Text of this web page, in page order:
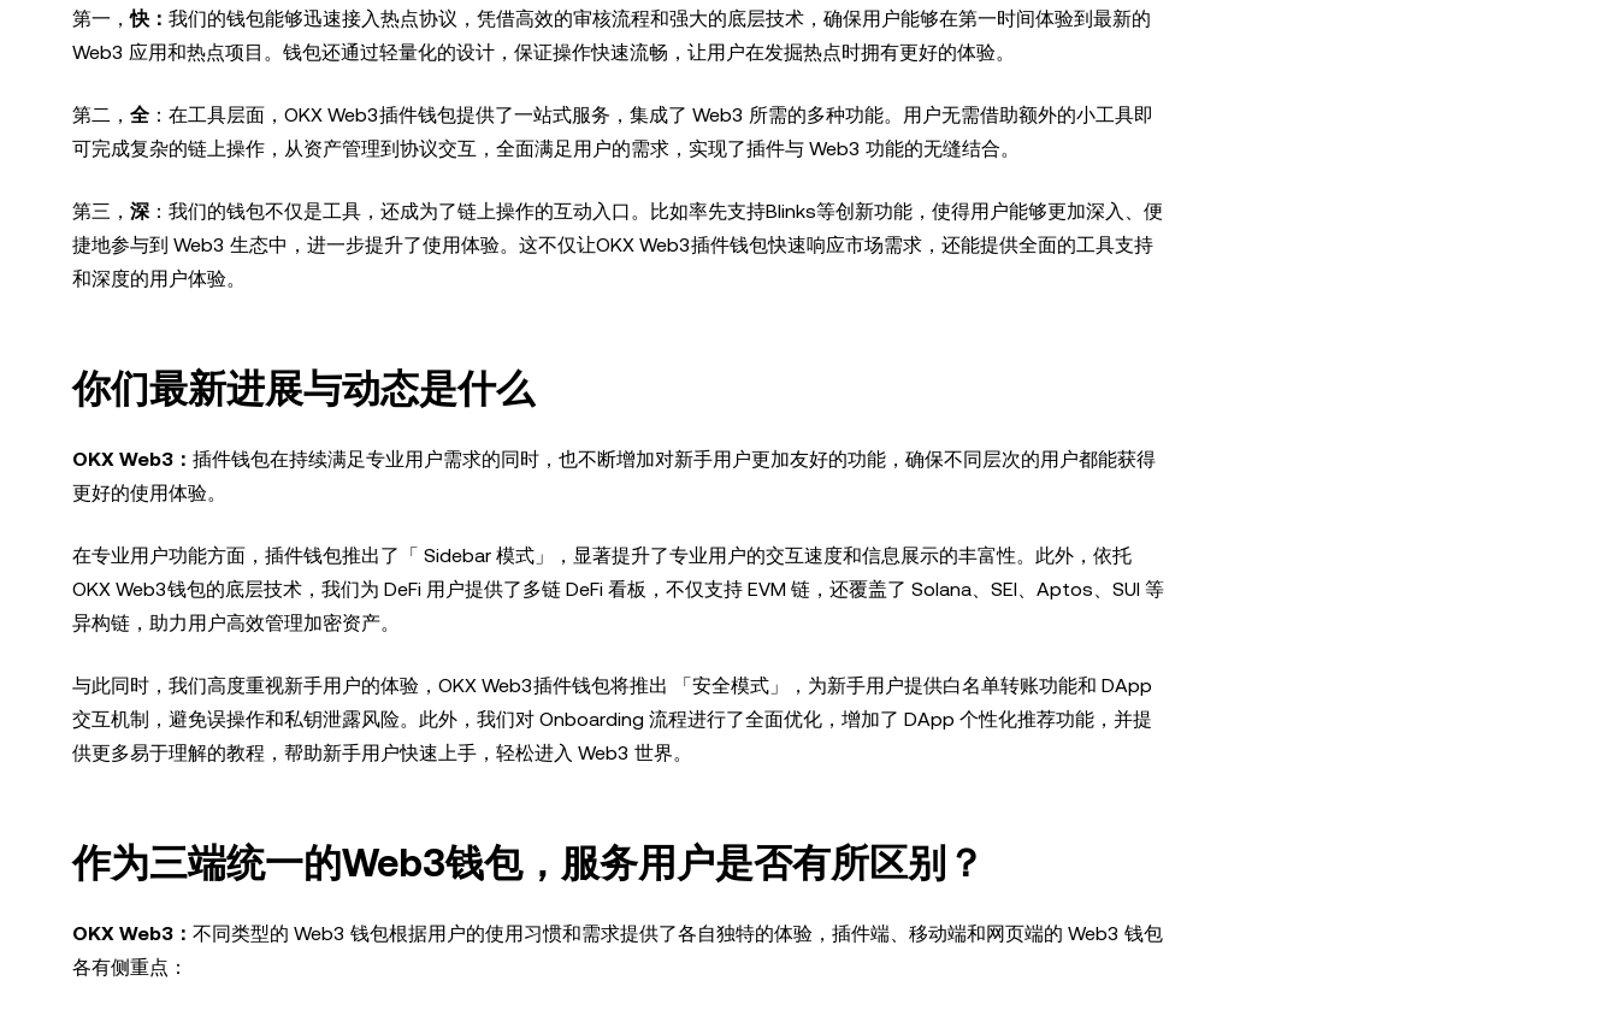
第一，快： 我们的钱包能够迅速接入热点协议，凭借高效的审核流程和强大的底层技术，确保用户能够在第一时间体验到最新的
Web3 应用和热点项目。钱包还通过轻量化的设计，保证操作快速流畅，让用户在发掘热点时拥有更好的体验。
第二， 全 ：在工具层面，OKX Web3插件钱包提供了一站式服务，集成了 Web3 所需的多种功能。用户无需借助额外的小工具即
可完成复杂的链上操作，从资产管理到协议交互，全面满足用户的需求，实现了插件与 Web3 功能的无缝结合。
第三， 深 ：我们的钱包不仅是工具，还成为了链上操作的互动入口。比如率先支持Blinks等创新功能，使得用户能够更加深入、便
捷地参与到 Web3 生态中，进一步提升了使用体验。这不仅让OKX Web3插件钱包快速响应市场需求，还能提供全面的工具支持
和深度的用户体验。
你们最新进展与动态是什么
OKX Web3： 插件钱包在持续满足专业用户需求的同时，也不断增加对新手用户更加友好的功能，确保不同层次的用户都能获得
更好的使用体验。
在专业用户功能方面，插件钱包推出了「 Sidebar 模式」，显著提升了专业用户的交互速度和信息展示的丰富性。此外，依托
OKX Web3钱包的底层技术，我们为 DeFi 用户提供了多链 DeFi 看板，不仅支持 EVM 链，还覆盖了 Solana、SEI、Aptos、SUI 等
异构链，助力用户高效管理加密资产。
与此同时，我们高度重视新手用户的体验，OKX Web3插件钱包将推出 「安全模式」，为新手用户提供白名单转账功能和 DApp
交互机制，避免误操作和私钥泄露风险。此外，我们对 Onboarding 流程进行了全面优化，增加了 DApp 个性化推荐功能，并提
供更多易于理解的教程，帮助新手用户快速上手，轻松进入 Web3 世界。
作为三端统一的Web3钱包，服务用户是否有所区别？
OKX Web3： 不同类型的 Web3 钱包根据用户的使用习惯和需求提供了各自独特的体验，插件端、移动端和网页端的 Web3 钱包
各有侧重点：